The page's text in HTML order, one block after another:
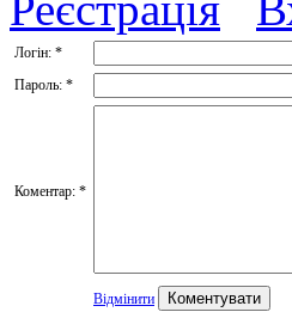
Логін: *
Пароль: *
Коментар: *
Відмінити